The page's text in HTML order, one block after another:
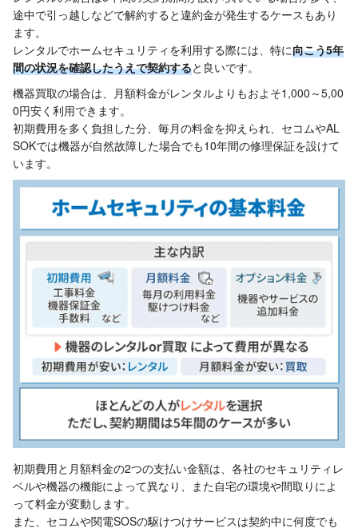
途中で引っ越しなどで解約すると違約金が発生するケースもあり
ます。
レンタルでホームセキュリティを利用する際には、特に向こう5年
間の状況を確認したうえで契約すると良いです。
機器買取の場合は、月額料金がレンタルよりもおよそ1,000～5,00
0円安く利用できます。
初期費用を多く負担した分、毎月の料金を抑えられ、セコムやAL
SOKでは機器が自然故障した場合でも10年間の修理保証を設けて
います。
初期費用と月額料金の2つの支払い金額は、各社のセキュリティレ
ベルや機器の機能によって異なり、また自宅の環境や間取りによ
って料金が変動します。
また、セコムや関電SOSの駆けつけサービスは契約中に何度でも